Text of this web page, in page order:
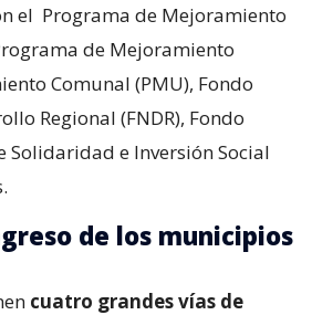
el Programa de Mejoramiento
de Mejoramiento
Comunal (PMU), Fondo
Regional (FNDR), Fondo
Solidaridad e Inversión Social
de los municipios
cuatro grandes vías de